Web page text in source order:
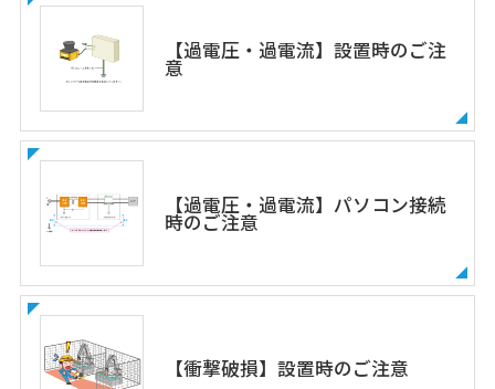
【過電圧・過電流】設置時のご注
意
【過電圧・過電流】パソコン接続
時のご注意
【衝撃破損】設置時のご注意